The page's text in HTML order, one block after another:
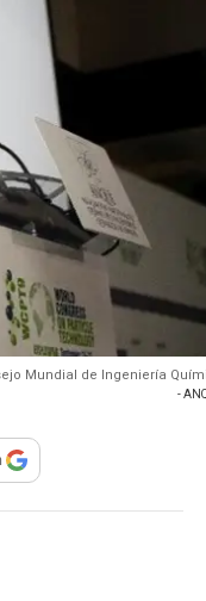
Mundial de Ingeniería
-
compartir